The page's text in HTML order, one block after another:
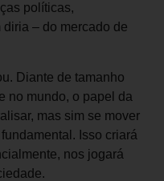
políticas,
– do mercado de
Diante de tamanho
no mundo, o papel da
mas sim se mover
Isso criará
nos jogará